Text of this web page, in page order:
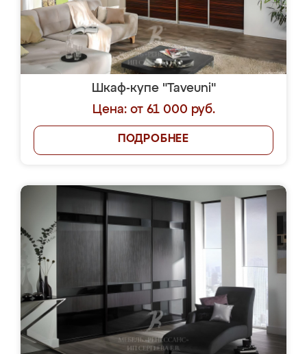
Шкаф-купе "Taveuni"
Цена: от 61 000 руб.
ПОДРОБНЕЕ